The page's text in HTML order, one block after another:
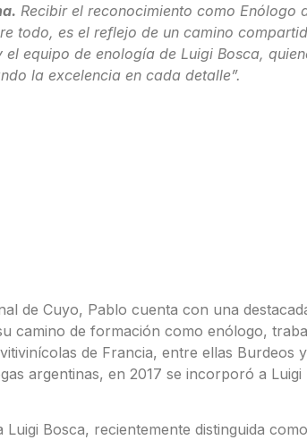
Recibir el reconocimiento como Enólogo
todo, es el reflejo de un camino
equipo de enología de Luigi Bosca,
la excelencia en cada detalle”.
de Cuyo, Pablo cuenta con una
camino de formación como enólogo,
de Francia, entre ellas Burdeos
argentinas, en 2017 se incorporó a Luigi
Bosca, recientemente distinguida como